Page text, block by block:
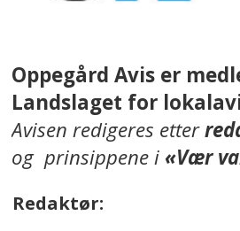
Oppegård Avis er
Landslaget for
Avisen redigeres etter
og prinsippene i«Vær
Redaktør: